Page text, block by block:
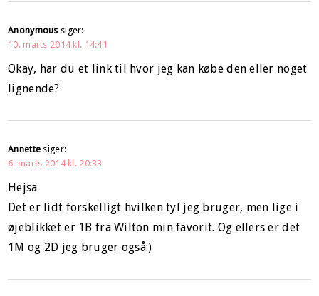
Anonymous siger:
10. marts 2014 kl. 14:41
Okay, har du et link til hvor jeg kan købe den eller noget
lignende?
Annette siger:
6. marts 2014 kl. 20:33
Hejsa
Det er lidt forskelligt hvilken tyl jeg bruger, men lige i
øjeblikket er 1B fra Wilton min favorit. Og ellers er det
1M og 2D jeg bruger også:)